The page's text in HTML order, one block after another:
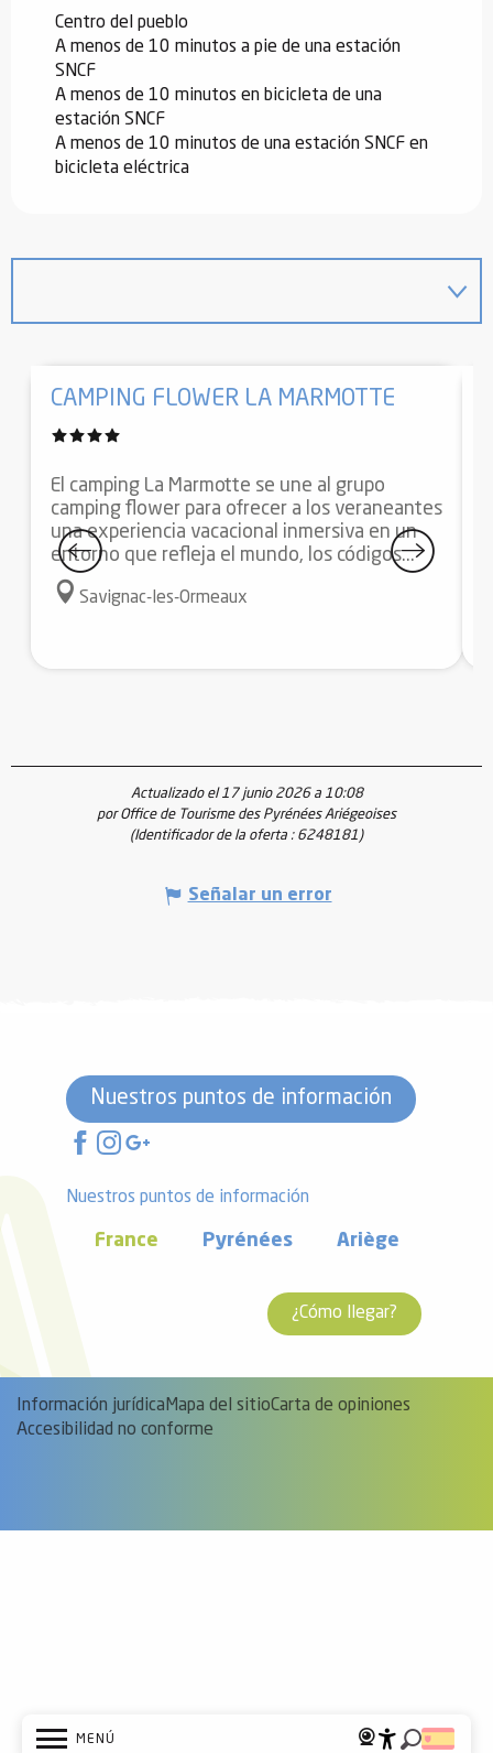
MENÚ
Centro del pueblo
A menos de 10 minutos a pie de una estación
SNCF
A menos de 10 minutos en bicicleta de una
estación SNCF
A menos de 10 minutos de una estación SNCF en
bicicleta eléctrica
CAMPING FLOWER LA MARMOTTE
El camping La Marmotte se une al grupo
camping flower para ofrecer a los veraneantes
una experiencia vacacional inmersiva en un
entorno que refleja el mundo, los códigos...
Savignac-les-Ormeaux
Actualizado el 17 junio 2026 a 10:08
por Office de Tourisme des Pyrénées Ariégeoises
(Identificador de la oferta : 6248181 )
Señalar un error
Nuestros puntos de información
Nuestros puntos de información
France Pyrénées Ariège
¿Cómo llegar?
Información jurídicaMapa del sitioCarta de opiniones
Accesibilidad no conforme